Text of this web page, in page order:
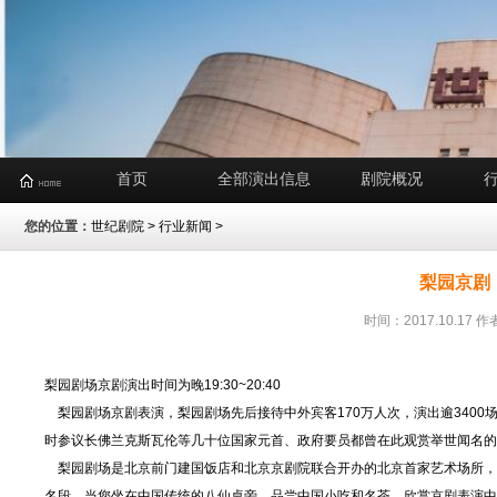
首页 全部演出信息 剧院概况
您的位置： 世纪剧院 > 行业新闻 >
梨园京剧
时间：2017.10.17 作
梨园剧场京剧演出时间为晚19:30~20:40
梨园剧场京剧表演，梨园剧场先后接待中外宾客170万人次，演出逾3400
时参议长佛兰克斯瓦伦等几十位国家元首、政府要员都曾在此观赏举世闻名
梨园剧场是北京前门建国饭店和北京京剧院联合开办的北京首家艺术场所